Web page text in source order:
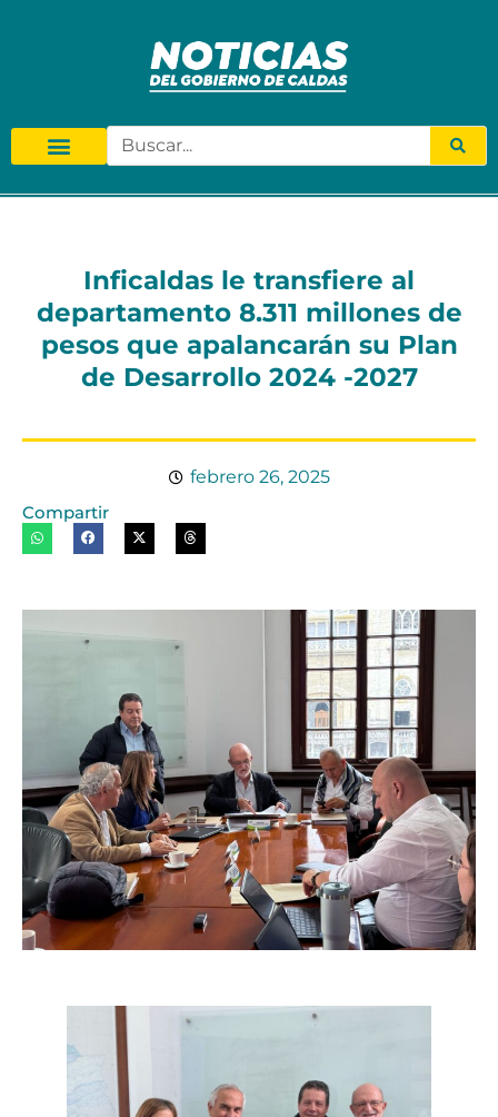
Inficaldas le transfiere al
departamento 8.311 millones de
pesos que apalancarán su Plan
de Desarrollo 2024 -2027
febrero 26, 2025
Compartir